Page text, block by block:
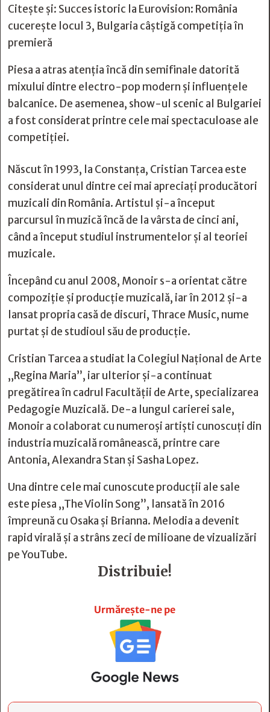
Citește și: Succes istoric la Eurovision: România
cucerește locul 3, Bulgaria câștigă competiția în
premieră
Piesa a atras atenția încă din semifinale datorită
mixului dintre electro-pop modern și influențele
balcanice. De asemenea, show-ul scenic al Bulgariei
a fost considerat printre cele mai spectaculoase ale
competiției.
Născut în 1993, la Constanța, Cristian Tarcea este
considerat unul dintre cei mai apreciați producători
muzicali din România. Artistul și-a început
parcursul în muzică încă de la vârsta de cinci ani,
când a început studiul instrumentelor și al teoriei
muzicale.
Începând cu anul 2008, Monoir s-a orientat către
compoziție și producție muzicală, iar în 2012 și-a
lansat propria casă de discuri, Thrace Music, nume
purtat și de studioul său de producție.
Cristian Tarcea a studiat la Colegiul Național de Arte
„Regina Maria”, iar ulterior și-a continuat
pregătirea în cadrul Facultății de Arte, specializarea
Pedagogie Muzicală. De-a lungul carierei sale,
Monoir a colaborat cu numeroși artiști cunoscuți din
industria muzicală românească, printre care
Antonia, Alexandra Stan și Sasha Lopez.
Una dintre cele mai cunoscute producții ale sale
este piesa „The Violin Song”, lansată în 2016
împreună cu Osaka și Brianna. Melodia a devenit
rapid virală și a strâns zeci de milioane de vizualizări
pe YouTube.
Distribuie!
Urmărește-ne pe